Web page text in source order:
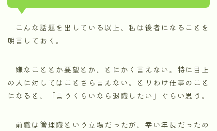
こんな話題を出している以上、私は後者になることを
明言しておく。
嫌なこととか要望とか、とにかく言えない。特に目上
の人に対してはことさら言えない。とりわけ仕事のこと
になると、「言うくらいなら退職したい」ぐらい思う。
前職は管理職という立場だったが、幸い年長だったの